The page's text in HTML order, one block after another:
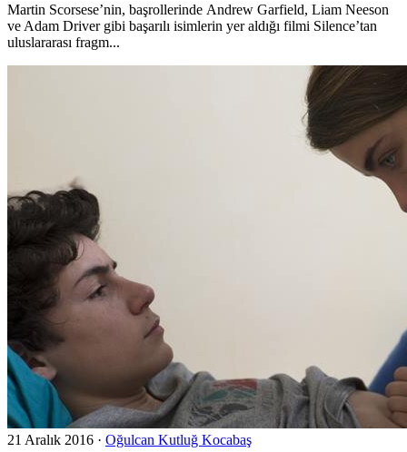
Martin Scorsese’nin, başrollerinde Andrew Garfield, Liam Neeson
ve Adam Driver gibi başarılı isimlerin yer aldığı filmi Silence’tan
uluslararası fragm...
21 Aralık 2016 · Oğulcan Kutluğ Kocabaş